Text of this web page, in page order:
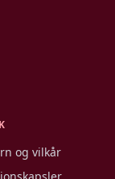
og vilkår